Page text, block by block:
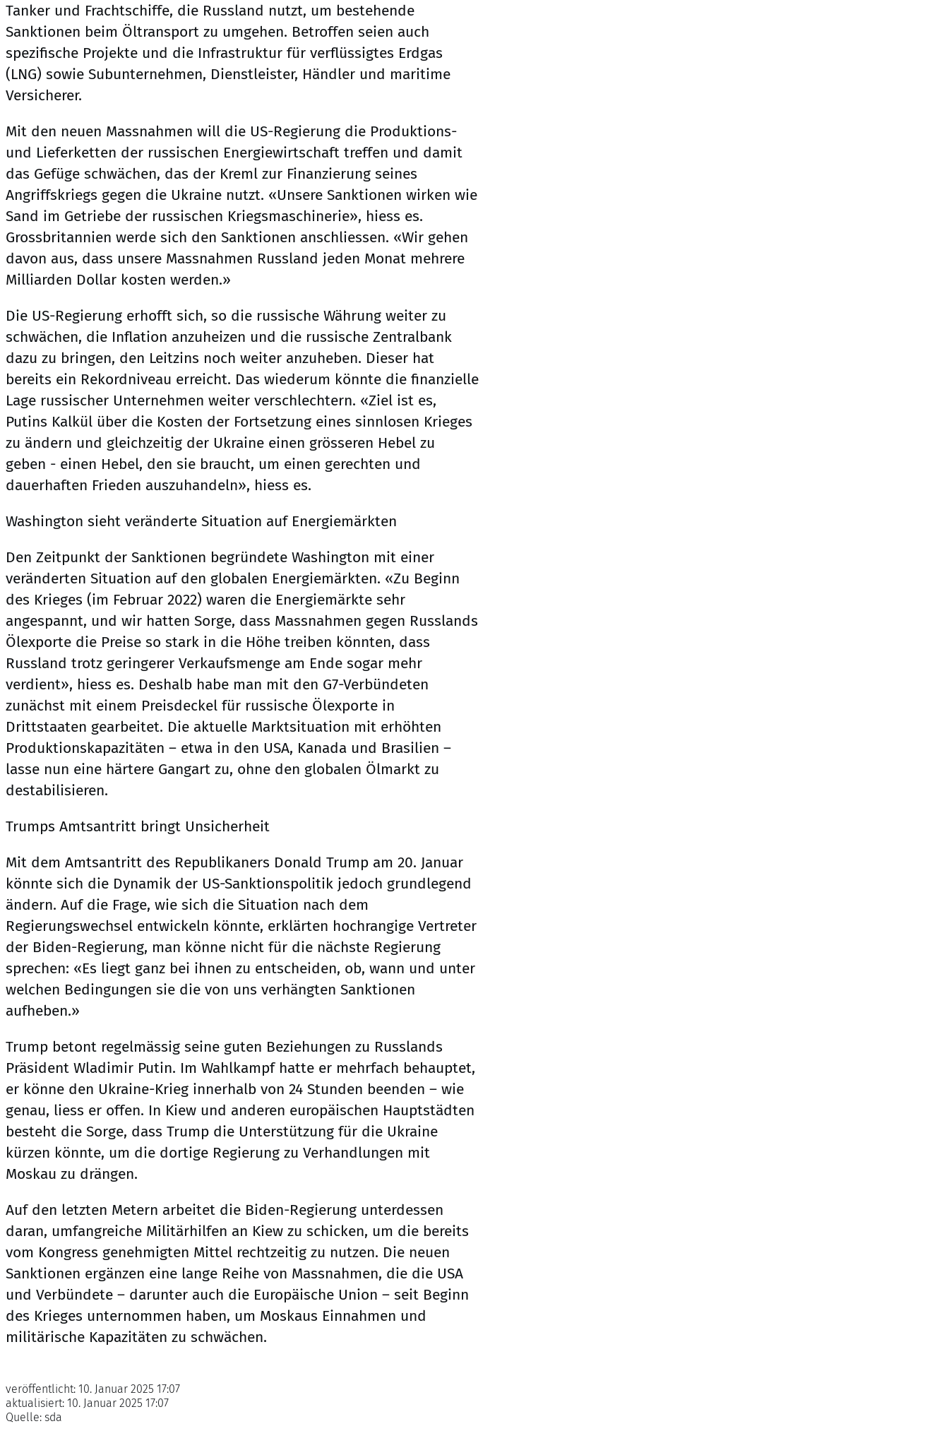
Tanker und Frachtschiffe, die Russland nutzt, um bestehende
Sanktionen beim Öltransport zu umgehen. Betroffen seien auch
spezifische Projekte und die Infrastruktur für verflüssigtes Erdgas
(LNG) sowie Subunternehmen, Dienstleister, Händler und maritime
Versicherer.
Mit den neuen Massnahmen will die US-Regierung die Produktions-
und Lieferketten der russischen Energiewirtschaft treffen und damit
das Gefüge schwächen, das der Kreml zur Finanzierung seines
Angriffskriegs gegen die Ukraine nutzt. «Unsere Sanktionen wirken wie
Sand im Getriebe der russischen Kriegsmaschinerie», hiess es.
Grossbritannien werde sich den Sanktionen anschliessen. «Wir gehen
davon aus, dass unsere Massnahmen Russland jeden Monat mehrere
Milliarden Dollar kosten werden.»
Die US-Regierung erhofft sich, so die russische Währung weiter zu
schwächen, die Inflation anzuheizen und die russische Zentralbank
dazu zu bringen, den Leitzins noch weiter anzuheben. Dieser hat
bereits ein Rekordniveau erreicht. Das wiederum könnte die finanzielle
Lage russischer Unternehmen weiter verschlechtern. «Ziel ist es,
Putins Kalkül über die Kosten der Fortsetzung eines sinnlosen Krieges
zu ändern und gleichzeitig der Ukraine einen grösseren Hebel zu
geben - einen Hebel, den sie braucht, um einen gerechten und
dauerhaften Frieden auszuhandeln», hiess es.
Washington sieht veränderte Situation auf Energiemärkten
Den Zeitpunkt der Sanktionen begründete Washington mit einer
veränderten Situation auf den globalen Energiemärkten. «Zu Beginn
des Krieges (im Februar 2022) waren die Energiemärkte sehr
angespannt, und wir hatten Sorge, dass Massnahmen gegen Russlands
Ölexporte die Preise so stark in die Höhe treiben könnten, dass
Russland trotz geringerer Verkaufsmenge am Ende sogar mehr
verdient», hiess es. Deshalb habe man mit den G7-Verbündeten
zunächst mit einem Preisdeckel für russische Ölexporte in
Drittstaaten gearbeitet. Die aktuelle Marktsituation mit erhöhten
Produktionskapazitäten – etwa in den USA, Kanada und Brasilien –
lasse nun eine härtere Gangart zu, ohne den globalen Ölmarkt zu
destabilisieren.
Trumps Amtsantritt bringt Unsicherheit
Mit dem Amtsantritt des Republikaners Donald Trump am 20. Januar
könnte sich die Dynamik der US-Sanktionspolitik jedoch grundlegend
ändern. Auf die Frage, wie sich die Situation nach dem
Regierungswechsel entwickeln könnte, erklärten hochrangige Vertreter
der Biden-Regierung, man könne nicht für die nächste Regierung
sprechen: «Es liegt ganz bei ihnen zu entscheiden, ob, wann und unter
welchen Bedingungen sie die von uns verhängten Sanktionen
aufheben.»
Trump betont regelmässig seine guten Beziehungen zu Russlands
Präsident Wladimir Putin. Im Wahlkampf hatte er mehrfach behauptet,
er könne den Ukraine-Krieg innerhalb von 24 Stunden beenden – wie
genau, liess er offen. In Kiew und anderen europäischen Hauptstädten
besteht die Sorge, dass Trump die Unterstützung für die Ukraine
kürzen könnte, um die dortige Regierung zu Verhandlungen mit
Moskau zu drängen.
Auf den letzten Metern arbeitet die Biden-Regierung unterdessen
daran, umfangreiche Militärhilfen an Kiew zu schicken, um die bereits
vom Kongress genehmigten Mittel rechtzeitig zu nutzen. Die neuen
Sanktionen ergänzen eine lange Reihe von Massnahmen, die die USA
und Verbündete – darunter auch die Europäische Union – seit Beginn
des Krieges unternommen haben, um Moskaus Einnahmen und
militärische Kapazitäten zu schwächen.
Quelle: sda
veröffentlicht: 10. Januar 2025 17:07
aktualisiert: 10. Januar 2025 17:07